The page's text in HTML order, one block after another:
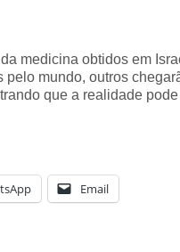
medicina obtidos em
mundo, outros
que a realidade
Email